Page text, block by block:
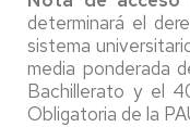
determinará el
sistema
media ponderada
Bachillerato y el
Obligatoria de la